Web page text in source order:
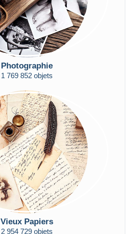
Photographie
1 769 852 objets
Vieux Papiers
2 954 729 objets